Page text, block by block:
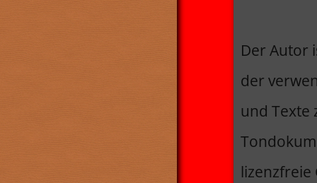
Der Autor
der
und Texte
lizenzfreie